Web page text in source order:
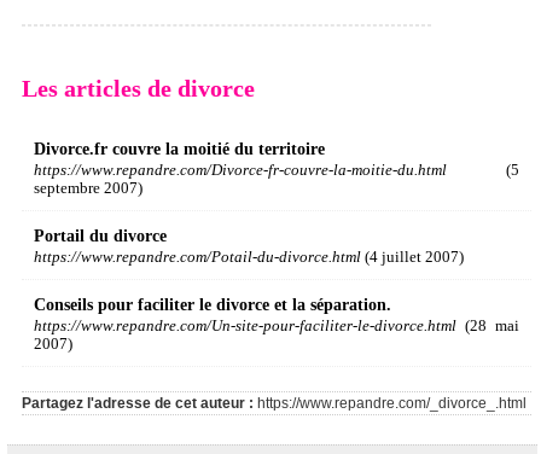
Les articles de divorce
Divorce.fr couvre la moitié du territoire
https://www.repandre.com/Divorce-fr-couvre-la-moitie-du.html (5
septembre 2007)
Portail du divorce
https://www.repandre.com/Potail-du-divorce.html (4 juillet 2007)
Conseils pour faciliter le divorce et la séparation.
https://www.repandre.com/Un-site-pour-faciliter-le-divorce.html (28 mai
2007)
Partagez l'adresse de cet auteur : https://www.repandre.com/_divorce_.html